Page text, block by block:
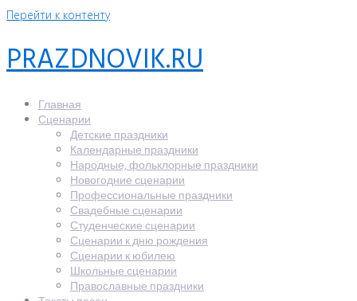
Перейти к контенту
PRAZDNOVIK.RU
Главная
Сценарии
Детские праздники
Календарные праздники
Народные, фольклорные праздники
Новогодние сценарии
Профессиональные праздники
Свадебные сценарии
Студенческие сценарии
Сценарии к дню рождения
Сценарии к юбилею
Школьные сценарии
Православные праздники